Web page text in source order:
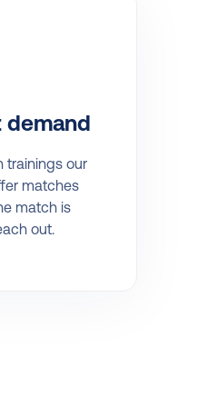
demand
trainings our
matches
match is
out.